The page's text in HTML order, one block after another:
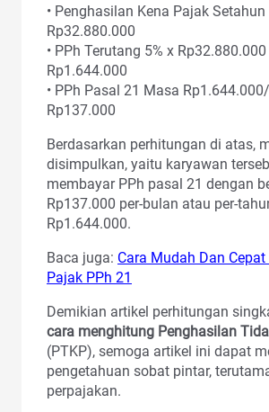
• Penghasilan Kena Pajak Setahun
Rp32.880.000
• PPh Terutang 5% x Rp32.880.000
Rp1.644.000
• PPh Pasal 21 Masa
Rp137.000
Berdasarkan perhitungan di atas,
disimpulkan, yaitu karyawan
membayar PPh pasal 21 dengan
Rp137.000 per-bulan atau per-
Rp1.644.000.
Baca juga: Cara Mudah Dan
Pajak PPh 21
Demikian artikel perhitungan
cara menghitung Penghasilan
(PTKP), semoga artikel ini dapat
pengetahuan sobat pintar,
perpajakan.